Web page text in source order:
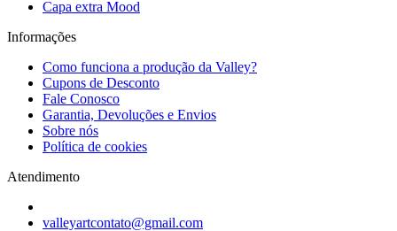
Capa extra Mood
Informações
Como funciona a produção da Valley?
Cupons de Desconto
Fale Conosco
Garantia, Devoluções e Envios
Sobre nós
Política de cookies
Atendimento
valleyartcontato@gmail.com